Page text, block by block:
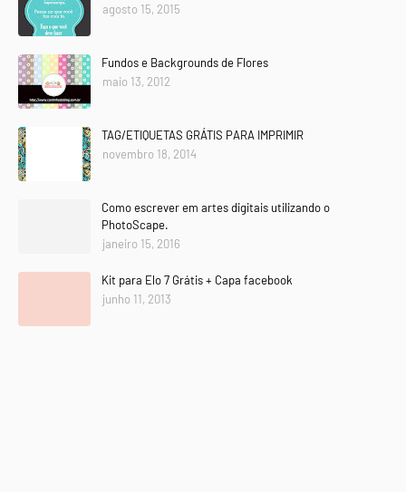
agosto 15, 2015
Fundos e Backgrounds de Flores
maio 13, 2012
TAG/ETIQUETAS GRÁTIS PARA IMPRIMIR
novembro 18, 2014
Como escrever em artes digitais utilizando o
PhotoScape.
janeiro 15, 2016
Kit para Elo 7 Grátis + Capa facebook
junho 11, 2013